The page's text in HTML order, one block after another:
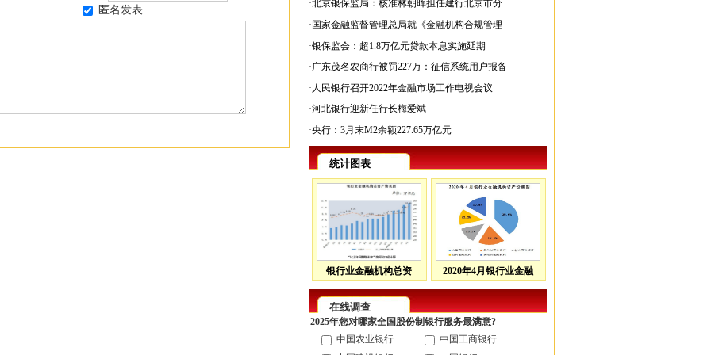
匿名发表
·北京银保监局：核准林朝晖担任建行北京市分
· 国家金融监督管理总局就《金融机构合规管理
·银保监会：超1.8万亿元贷款本息实施延期
·广东茂名农商行被罚227万：征信系统用户报备
· 人民银行召开2022年金融市场工作电视会议
·河北银行迎新任行长梅爱斌
·央行：3月末M2余额227.65万亿元
统计图表
银行业金融机构总资 2020年4月银行业金融
在线调查
2025年您对哪家全国股份制银行服务最满意?
中国农业银行
中国工商银行